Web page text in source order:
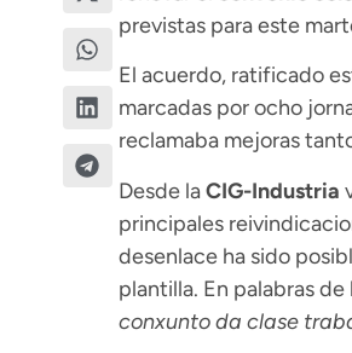
previstas para este
El acuerdo, ratificado
marcadas por ocho
reclamaba mejoras
Desde laCIG-Industria
principales
desenlace ha sido
plantilla. En palabras
conxunto da clase